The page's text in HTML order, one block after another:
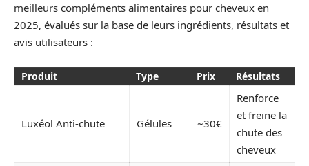
meilleurs compléments alimentaires pour cheveux en
2025, évalués sur la base de leurs ingrédients, résultats et
avis utilisateurs :
Produit Type Prix Résultats
Luxéol Anti-chute Gélules ~30€
Renforce
et freine la
chute des
cheveux